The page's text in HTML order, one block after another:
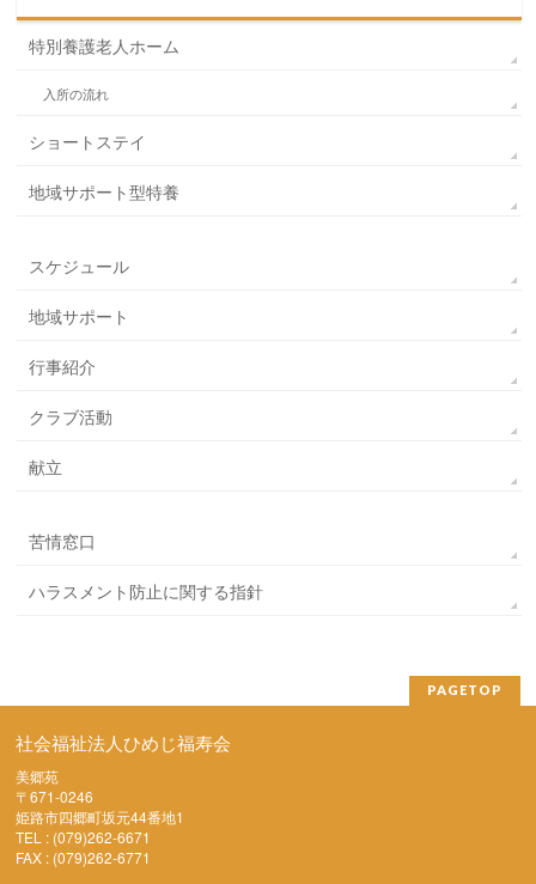
特別養護老人ホーム
入所の流れ
ショートステイ
地域サポート型特養
スケジュール
地域サポート
行事紹介
クラブ活動
献立
苦情窓口
ハラスメント防止に関する指針
PAGETOP
社会福祉法人ひめじ福寿会
美郷苑
〒671-0246
姫路市四郷町坂元44番地1
TEL : (079)262-6671
FAX : (079)262-6771